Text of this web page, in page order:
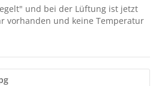
und bei der Lüftung ist jetzt
vorhanden und keine Temperatur